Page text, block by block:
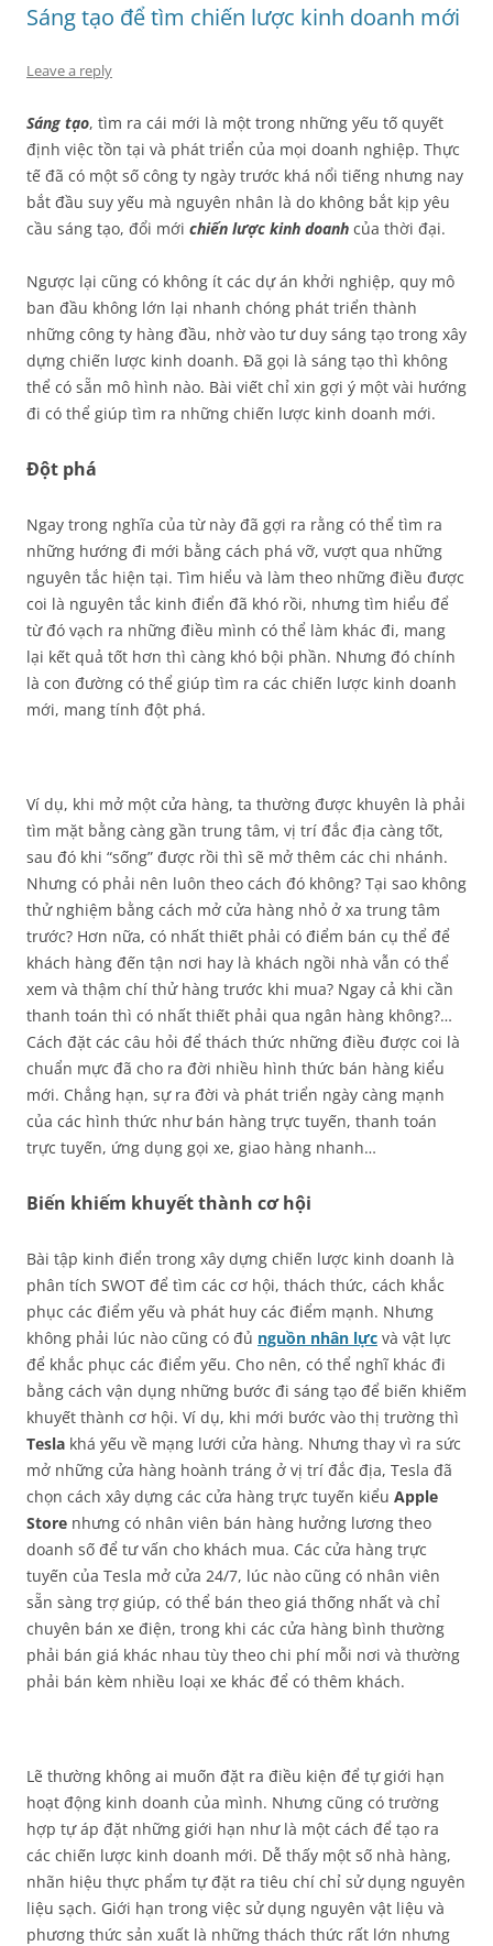
Sáng tạo để tìm chiến lược kinh doanh mới
Leave a reply
Sáng tạo, tìm ra cái mới là một trong những yếu tố quyết
định việc tồn tại và phát triển của mọi doanh nghiệp. Thực
tế đã có một số công ty ngày trước khá nổi tiếng nhưng nay
bắt đầu suy yếu mà nguyên nhân là do không bắt kịp yêu
cầu sáng tạo, đổi mới chiến lược kinh doanh của thời đại.
Ngược lại cũng có không ít các dự án khởi nghiệp, quy mô
ban đầu không lớn lại nhanh chóng phát triển thành
những công ty hàng đầu, nhờ vào tư duy sáng tạo trong xây
dựng chiến lược kinh doanh. Đã gọi là sáng tạo thì không
thể có sẵn mô hình nào. Bài viết chỉ xin gợi ý một vài hướng
đi có thể giúp tìm ra những chiến lược kinh doanh mới.
Đột phá
Ngay trong nghĩa của từ này đã gợi ra rằng có thể tìm ra
những hướng đi mới bằng cách phá vỡ, vượt qua những
nguyên tắc hiện tại. Tìm hiểu và làm theo những điều được
coi là nguyên tắc kinh điển đã khó rồi, nhưng tìm hiểu để
từ đó vạch ra những điều mình có thể làm khác đi, mang
lại kết quả tốt hơn thì càng khó bội phần. Nhưng đó chính
là con đường có thể giúp tìm ra các chiến lược kinh doanh
mới, mang tính đột phá.
Ví dụ, khi mở một cửa hàng, ta thường được khuyên là phải
tìm mặt bằng càng gần trung tâm, vị trí đắc địa càng tốt,
sau đó khi “sống” được rồi thì sẽ mở thêm các chi nhánh.
Nhưng có phải nên luôn theo cách đó không? Tại sao không
thử nghiệm bằng cách mở cửa hàng nhỏ ở xa trung tâm
trước? Hơn nữa, có nhất thiết phải có điểm bán cụ thể để
khách hàng đến tận nơi hay là khách ngồi nhà vẫn có thể
xem và thậm chí thử hàng trước khi mua? Ngay cả khi cần
thanh toán thì có nhất thiết phải qua ngân hàng không?…
Cách đặt các câu hỏi để thách thức những điều được coi là
chuẩn mực đã cho ra đời nhiều hình thức bán hàng kiểu
mới. Chẳng hạn, sự ra đời và phát triển ngày càng mạnh
của các hình thức như bán hàng trực tuyến, thanh toán
trực tuyến, ứng dụng gọi xe, giao hàng nhanh…
Biến khiếm khuyết thành cơ hội
Bài tập kinh điển trong xây dựng chiến lược kinh doanh là
phân tích SWOT để tìm các cơ hội, thách thức, cách khắc
phục các điểm yếu và phát huy các điểm mạnh. Nhưng
không phải lúc nào cũng có đủ nguồn nhân lực và vật lực
để khắc phục các điểm yếu. Cho nên, có thể nghĩ khác đi
bằng cách vận dụng những bước đi sáng tạo để biến khiếm
khuyết thành cơ hội. Ví dụ, khi mới bước vào thị trường thì
Tesla khá yếu về mạng lưới cửa hàng. Nhưng thay vì ra sức
mở những cửa hàng hoành tráng ở vị trí đắc địa, Tesla đã
chọn cách xây dựng các cửa hàng trực tuyến kiểu Apple
Store nhưng có nhân viên bán hàng hưởng lương theo
doanh số để tư vấn cho khách mua. Các cửa hàng trực
tuyến của Tesla mở cửa 24/7, lúc nào cũng có nhân viên
sẵn sàng trợ giúp, có thể bán theo giá thống nhất và chỉ
chuyên bán xe điện, trong khi các cửa hàng bình thường
phải bán giá khác nhau tùy theo chi phí mỗi nơi và thường
phải bán kèm nhiều loại xe khác để có thêm khách.
Lẽ thường không ai muốn đặt ra điều kiện để tự giới hạn
hoạt động kinh doanh của mình. Nhưng cũng có trường
hợp tự áp đặt những giới hạn như là một cách để tạo ra
các chiến lược kinh doanh mới. Dễ thấy một số nhà hàng,
nhãn hiệu thực phẩm tự đặt ra tiêu chí chỉ sử dụng nguyên
liệu sạch. Giới hạn trong việc sử dụng nguyên vật liệu và
phương thức sản xuất là những thách thức rất lớn nhưng